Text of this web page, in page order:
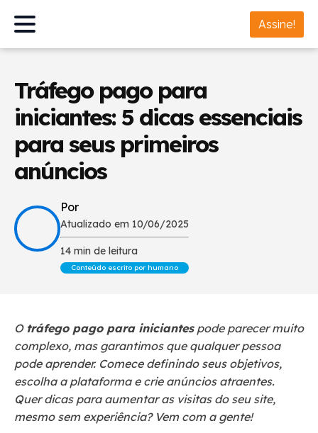
Assine!
Tráfego pago para
iniciantes: 5 dicas essenciais
para seus primeiros
anúncios
Por
Atualizado em 10/06/2025
14 min de leitura
Conteúdo escrito por humano
O tráfego pago para iniciantespode parecer muito
complexo, mas garantimos que qualquer pessoa
pode aprender. Comece definindo seus objetivos,
escolha a plataforma e crie anúncios atraentes.
Quer dicas para aumentar as visitas do seu site,
mesmo sem experiência? Vem com a gente!